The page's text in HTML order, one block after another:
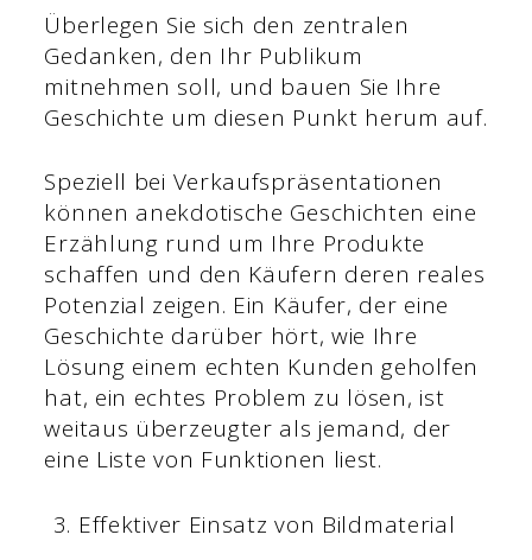
Überlegen Sie sich den zentralen
Gedanken, den Ihr Publikum
mitnehmen soll, und bauen Sie Ihre
Geschichte um diesen Punkt herum auf.
Speziell bei Verkaufspräsentationen
können anekdotische Geschichten eine
Erzählung rund um Ihre Produkte
schaffen und den Käufern deren reales
Potenzial zeigen. Ein Käufer, der eine
Geschichte darüber hört, wie Ihre
Lösung einem echten Kunden geholfen
hat, ein echtes Problem zu lösen, ist
weitaus überzeugter als jemand, der
eine Liste von Funktionen liest.
Effektiver Einsatz von Bildmaterial